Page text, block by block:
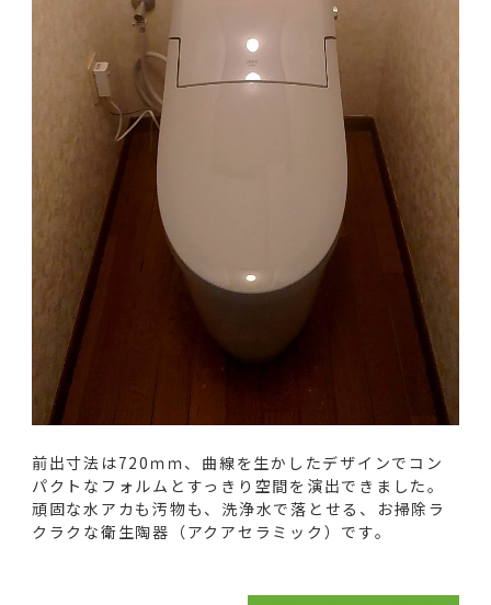
前出寸法は720ｍｍ、曲線を生かしたデザインでコン
パクトなフォルムとすっきり空間を演出できました。
頑固な水アカも汚物も、洗浄水で落とせる、お掃除ラ
クラクな衛生陶器（アクアセラミック）です。